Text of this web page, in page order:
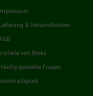
& Versandkosten
von Brekz
gestellte Fragen